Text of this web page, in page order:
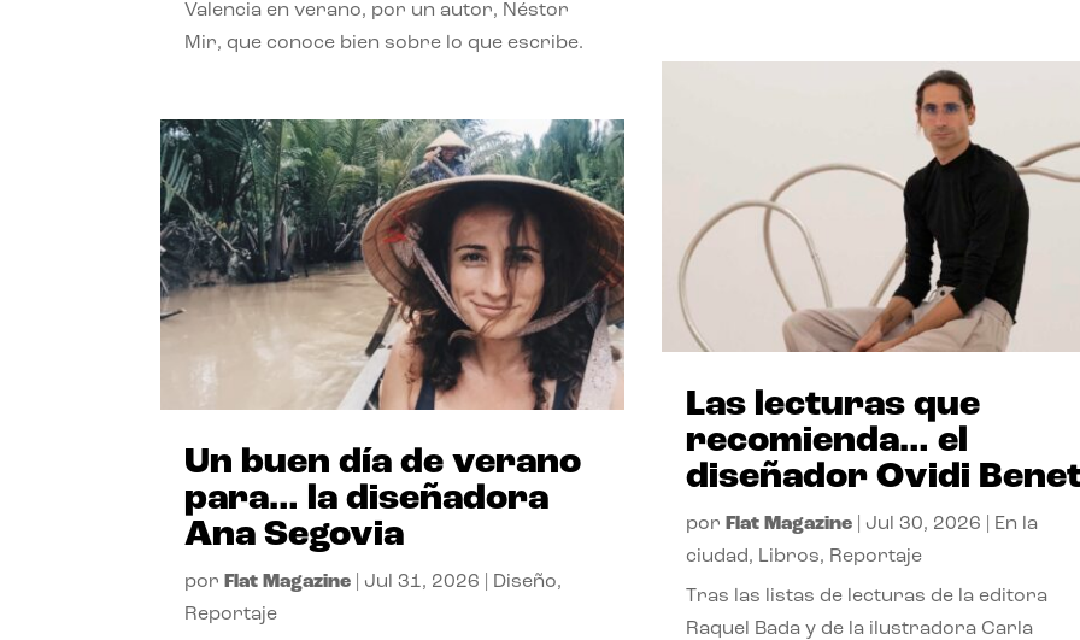
Valencia en verano, por un autor, Néstor
Mir, que conoce bien sobre lo que escribe.
Un buen día de verano
para… la diseñadora
Ana Segovia
por Flat Magazine Jul 31, 2026 Diseño,
Reportaje
Las lecturas que
recomienda… el
diseñador Ovidi
por Flat Magazine| Jul 30, 2026
En la
ciudad, Libros, Reportaje
Tras las listas de lecturas de la editora
Raquel Bada y de la ilustradora Carla